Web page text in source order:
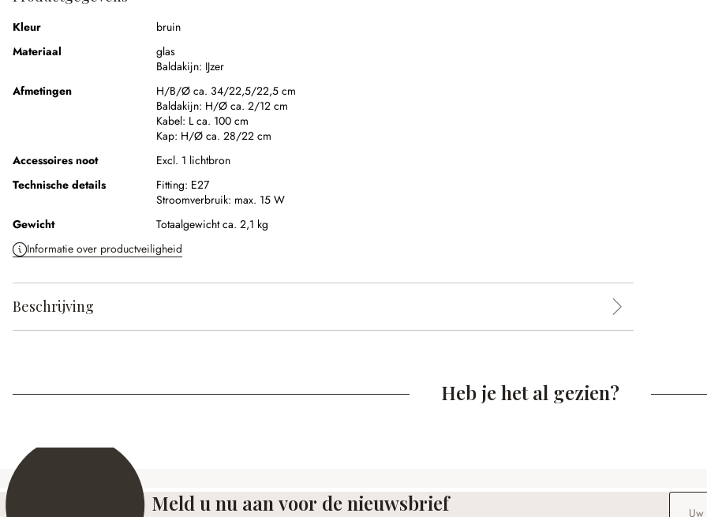
Kleur
bruin
Materiaal
glas
Baldakijn: IJzer
Afmetingen
H/B/Ø ca. 34/22,5/22,5 cm
Baldakijn: H/Ø ca. 2/12 cm
Kabel: L ca. 100 cm
Kap: H/Ø ca. 28/22 cm
Accessoires noot
Excl. 1 lichtbron
Technische details
Fitting: E27
Stroomverbruik: max. 15 W
Gewicht
Totaalgewicht ca. 2,1 kg
Informatie over productveiligheid
Beschrijving
Heb je het al gezien?
Meld u nu aan voor de nieuwsbrief E-